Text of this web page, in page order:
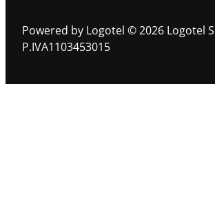
Powered by Logotel © 2026 Logotel
P.IVA1103453015